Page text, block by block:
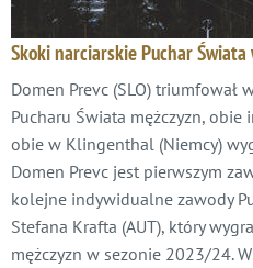
Skoki narciarskie Puchar
Domen Prevc (SLO) triumfował
Pucharu Świata mężczyzn, obie
obie w Klingenthal (Niemcy)
Domen Prevc jest pierwszym
kolejne indywidualne zawody
Stefana Krafta (AUT), który
mężczyzn w sezonie 2023/24.